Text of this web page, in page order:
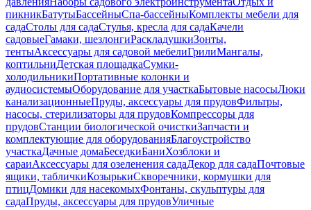
пикникБатутыБассейныСпа-бассейныКомплекты мебели для
садаСтолы для садаСтулья, кресла для садаКачели
садовыеГамаки, шезлонгиРаскладушкиЗонты,
тентыАксессуары для садовой мебелиГрилиМангалы,
коптильниДетская площадкаСумки-
холодильникиПортативные колонки и
аудиосистемыОборудование для участкаБытовые насосыЛюки
канализационныеПруды, аксессуары для прудовФильтры,
насосы, стерилизаторы для прудовКомпрессоры для
прудовСтанции биологической очисткиЗапчасти и
комплектующие для оборудованияБлагоустройство
участкаДачные домаБеседкиБаниХозблоки и
сараиАксессуары для озеленения садаДекор для садаПочтовые
ящики, табличкиКозырькиСкворечники, кормушки для
птицДомики для насекомыхФонтаны, скульптуры для
садаПруды, аксессуары для прудовУличные